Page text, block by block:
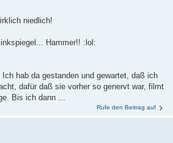
niedlich!
Hammer!! :lol:
hab da gestanden und gewartet, daß ich
dafür daß sie vorher so genervt war, filmt
Bis ich dann ...
Rufe den Beitrag auf